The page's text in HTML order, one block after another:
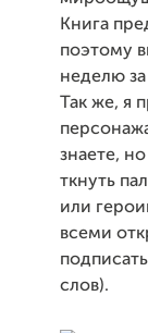
Книга
поэтому
неделю
Так же, я
знаете,
ткнуть
или
всеми
слов).